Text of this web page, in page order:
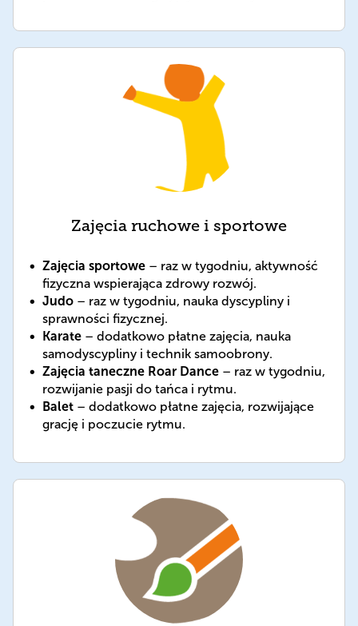
Zajęcia ruchowe i sportowe
Zajęcia sportowe – raz w tygodniu, aktywność
fizyczna wspierająca zdrowy rozwój.
Judo – raz w tygodniu, nauka dyscypliny i
sprawności fizycznej.
Karate – dodatkowo płatne zajęcia, nauka
samodyscypliny i technik samoobrony.
Zajęcia taneczne Roar Dance – raz w tygodniu,
rozwijanie pasji do tańca i rytmu.
Balet – dodatkowo płatne zajęcia, rozwijające
grację i poczucie rytmu.